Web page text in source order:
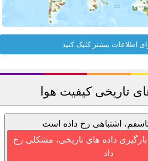
اطلاعات بیشتر کلیک کنید
تاریخی کیفیت هوا
اشتباهی رخ داده است
بارگیری داده های تاریخی، مشکلی رخ
داد